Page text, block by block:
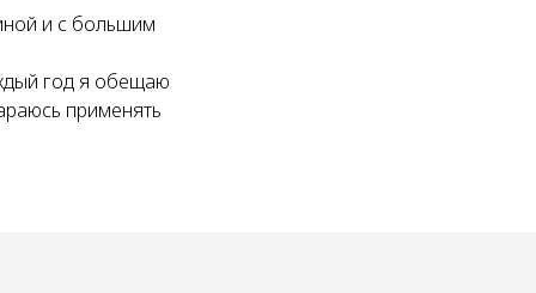
и с большим
год я обещаю
применять